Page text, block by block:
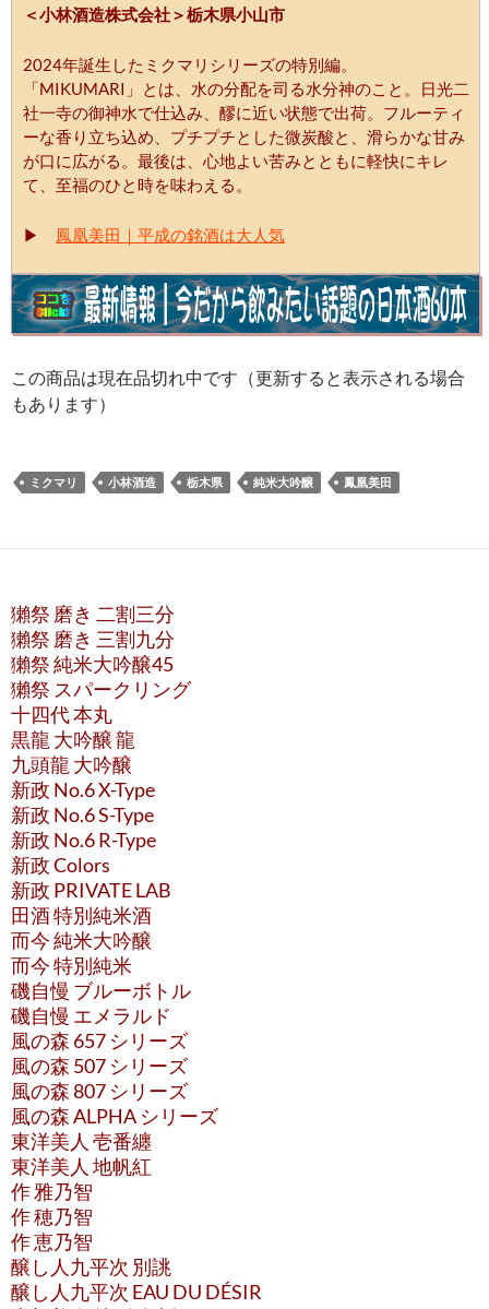
＜小林酒造株式会社＞栃木県小山市
2024年誕生したミクマリシリーズの特別編。
「MIKUMARI」とは、水の分配を司る水分神のこと。日光二
社一寺の御神水で仕込み、醪に近い状態で出荷。フルーティ
ーな香り立ち込め、プチプチとした微炭酸と、滑らかな甘み
が口に広がる。最後は、心地よい苦みとともに軽快にキレ
て、至福のひと時を味わえる。
▶ 鳳凰美田｜平成の銘酒は大人気
この商品は現在品切れ中です（更新すると表示される場合
もあります）
ミクマリ 小林酒造 栃木県 純米大吟醸 鳳凰美田
獺祭 磨き 二割三分
獺祭 磨き 三割九分
獺祭 純米大吟醸45
獺祭 スパークリング
十四代 本丸
黒龍 大吟醸 龍
九頭龍 大吟醸
新政 No.6 X-Type
新政 No.6 S-Type
新政 No.6 R-Type
新政 Colors
新政 PRIVATE LAB
田酒 特別純米酒
而今 純米大吟醸
而今 特別純米
磯自慢 ブルーボトル
磯自慢 エメラルド
風の森 657 シリーズ
風の森 507 シリーズ
風の森 807 シリーズ
風の森 ALPHA シリーズ
東洋美人 壱番纏
東洋美人 地帆紅
作 雅乃智
作 穂乃智
作 恵乃智
醸し人九平次 別誂
醸し人九平次 EAU DU DÉSIR